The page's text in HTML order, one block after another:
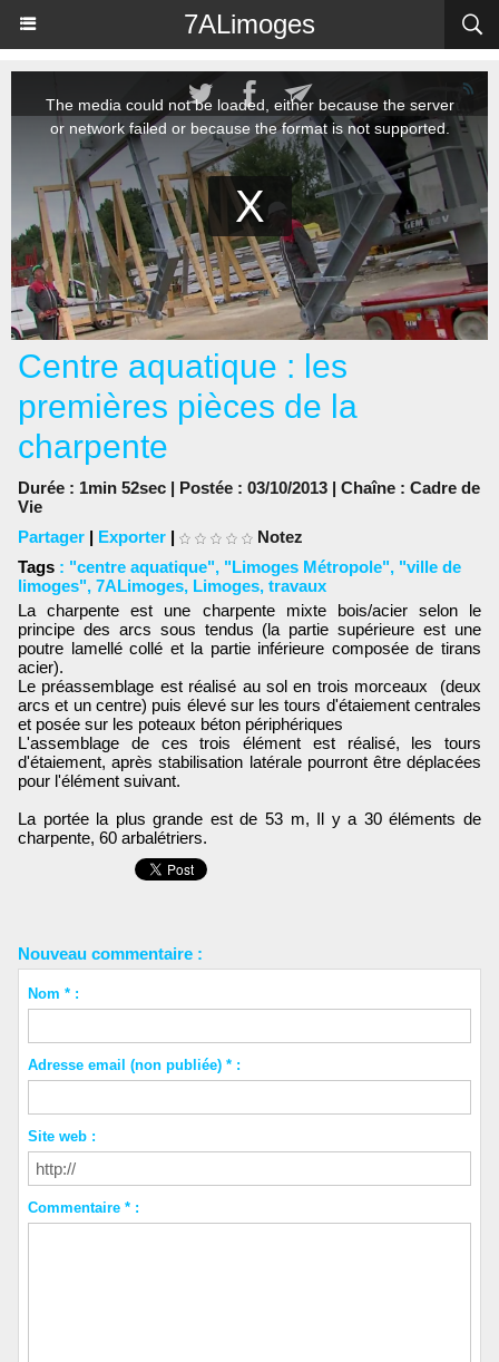
7ALimoges
Centre aquatique : les
premières pièces de la
charpente
Durée : 1min 52sec | Postée : 03/10/2013 | Chaîne : Cadre de
Vie
Partager | Exporter |
Notez
Tags : "centre aquatique", "Limoges Métropole", "ville de
limoges", 7ALimoges, Limoges, travaux
La charpente est une charpente mixte bois/acier selon le
principe des arcs sous tendus (la partie supérieure est une
poutre lamellé collé et la partie inférieure composée de tirans
acier).
Le préassemblage est réalisé au sol en trois morceaux (deux
arcs et un centre) puis élevé sur les tours d'étaiement centrales
et posée sur les poteaux béton périphériques
L'assemblage de ces trois élément est réalisé, les tours
d'étaiement, après stabilisation latérale pourront être déplacées
pour l'élément suivant.
La portée la plus grande est de 53 m, Il y a 30 éléments de
charpente, 60 arbalétriers.
Nouveau commentaire :
Nom * :
Adresse email (non publiée) * :
Site web :
Commentaire * :